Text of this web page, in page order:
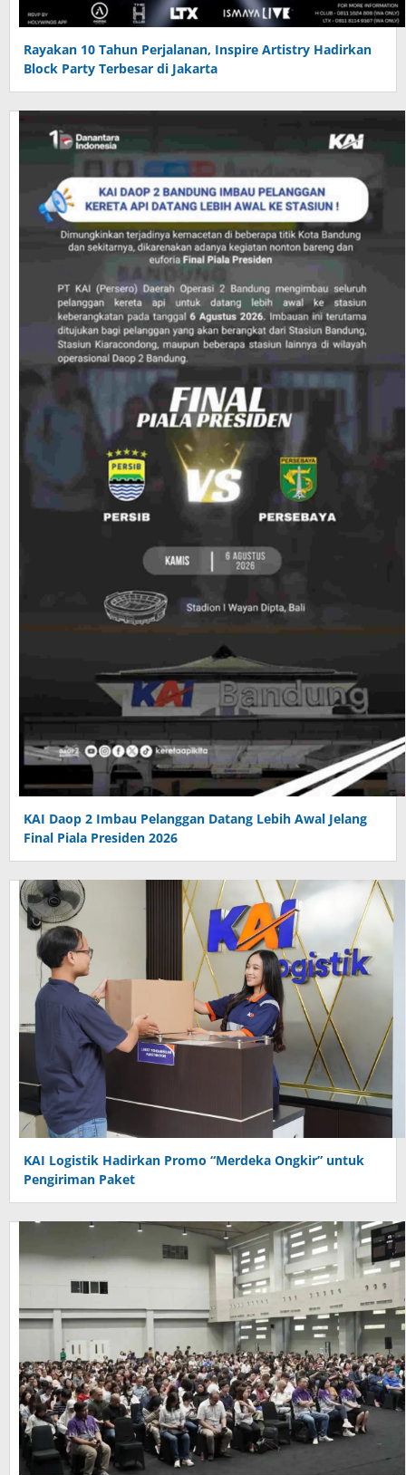
Rayakan 10 Tahun Perjalanan, Inspire Artistry Hadirkan
Block Party Terbesar di Jakarta
KAI Daop 2 Imbau Pelanggan Datang Lebih Awal Jelang
Final Piala Presiden 2026
KAI Logistik Hadirkan Promo “Merdeka Ongkir” untuk
Pengiriman Paket